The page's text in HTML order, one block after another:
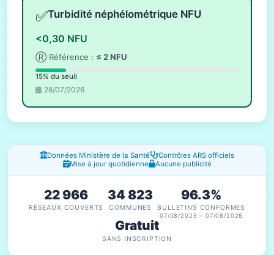
✅Turbidité néphélométrique NFU
<0,30 NFU
Ⓡ Référence : ≤ 2 NFU
15% du seuil
28/07/2026
Fenêtres d'information
Données Ministère de la Santé
Contrôles ARS officiels
Mise à jour quotidienne
Aucune publicité
22 966
RÉSEAUX COUVERTS
34 823
COMMUNES
96.3%
BULLETINS CONFORMES
07/08/2025 – 07/08/2026
Gratuit
SANS INSCRIPTION